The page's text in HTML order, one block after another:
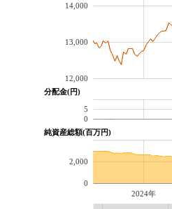
12,000
13,000
14,000
分配金(円)
0
5
純資産総額(百万円)
2024年
0
2,000